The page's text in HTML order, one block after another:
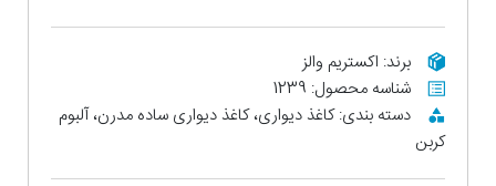
برند: اکستریم والز
شناسه محصول: 1239
دسته بندی: کاغذ دیواری، کاغذ دیواری ساده مدرن، آلبوم
کربن